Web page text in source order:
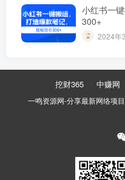
小红书一
300+
2024年
挖财365 中赚网
一鸣资源网-分享最新网络项